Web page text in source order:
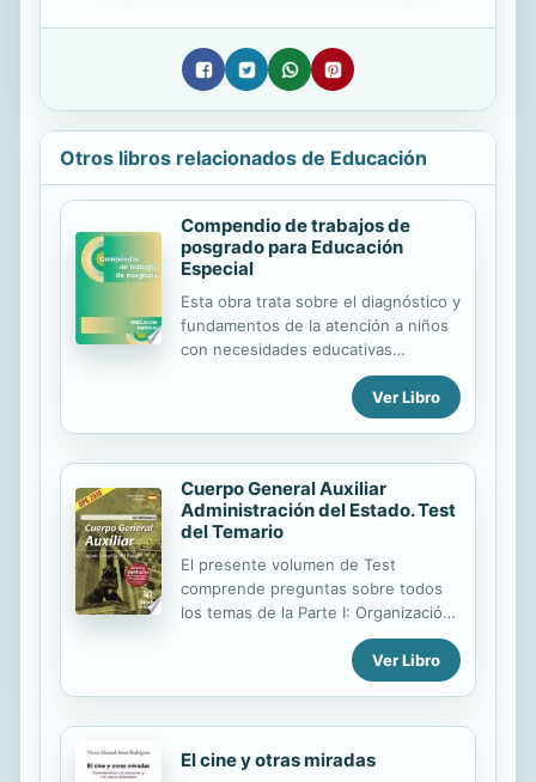
Otros libros relacionados de Educación
Compendio de trabajos de
posgrado para Educación
Especial
Esta obra trata sobre el diagnóstico y
fundamentos de la atención a niños
con necesidades educativas
especiales. abarca una importante
compilación de temas sobre la
atención educativa especial que
niños en la Educación Especial como
parte de su formación pedagógica.
Ver Libro
Cuerpo General Auxiliar
Administración del Estado. Test
del Temario
El presente volumen de Test
comprende preguntas sobre todos
los temas de la Parte I: Organización
Pública y de la Parte II: Actividad
Administrativa y Ofimática del
Programa oficial para el acceso al
Administración del Estado. Son
baterías de preguntas, con cuatro
Ver Libro
El cine y otras miradas